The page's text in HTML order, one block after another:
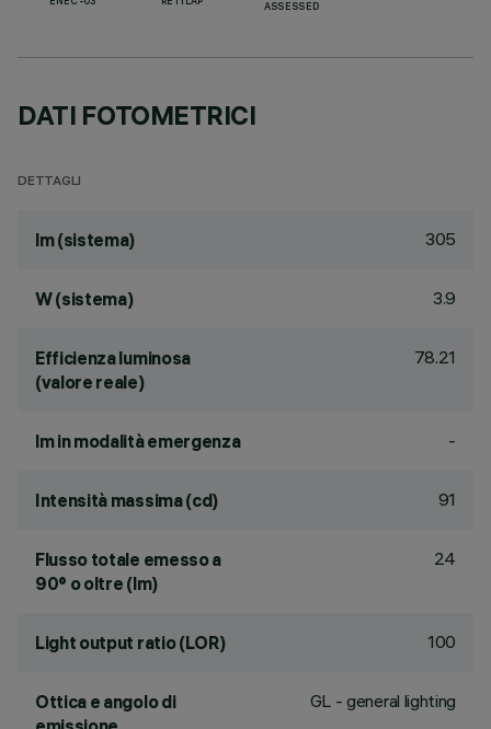
ENEC-03 RETILAP
ASSESSED
DATI FOTOMETRICI
DETTAGLI
lm (sistema) 305
W (sistema) 3.9
Efficienza luminosa
(valore reale)
78.21
lm in modalità emergenza -
Intensità massima (cd) 91
Flusso totale emesso a
90° o oltre (lm)
24
Light output ratio (LOR) 100
Ottica e angolo di
GL - general lighting